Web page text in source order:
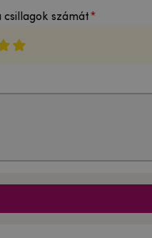
csillagok számát